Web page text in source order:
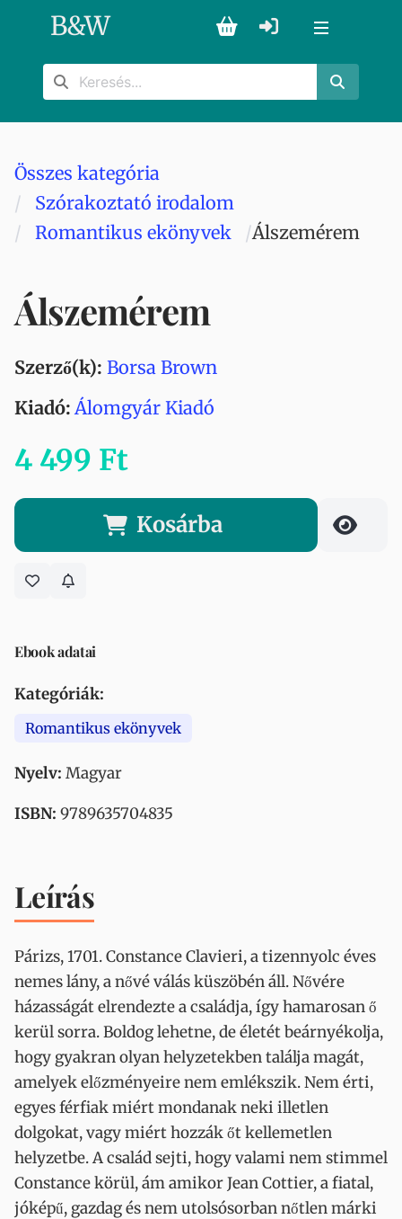
B&W
Összes kategória
Szórakoztató irodalom
Romantikus ekönyvek
Álszemérem
Álszemérem
Szerző(k): Borsa Brown
Kiadó: Álomgyár Kiadó
4 499 Ft
Kosárba
Ebook adatai
Kategóriák:
Romantikus ekönyvek
Nyelv: Magyar
ISBN: 9789635704835
Leírás
Párizs, 1701. Constance Clavieri, a tizennyolc éves
nemes lány, a nővé válás küszöbén áll. Nővére
házasságát elrendezte a családja, így hamarosan ő
kerül sorra. Boldog lehetne, de életét beárnyékolja,
hogy gyakran olyan helyzetekben találja magát,
amelyek előzményeire nem emlékszik. Nem érti,
egyes férfiak miért mondanak neki illetlen
dolgokat, vagy miért hozzák őt kellemetlen
helyzetbe. A család sejti, hogy valami nem stimmel
Constance körül, ám amikor Jean Cottier, a fiatal,
jóképű, gazdag és nem utolsósorban nőtlen márki